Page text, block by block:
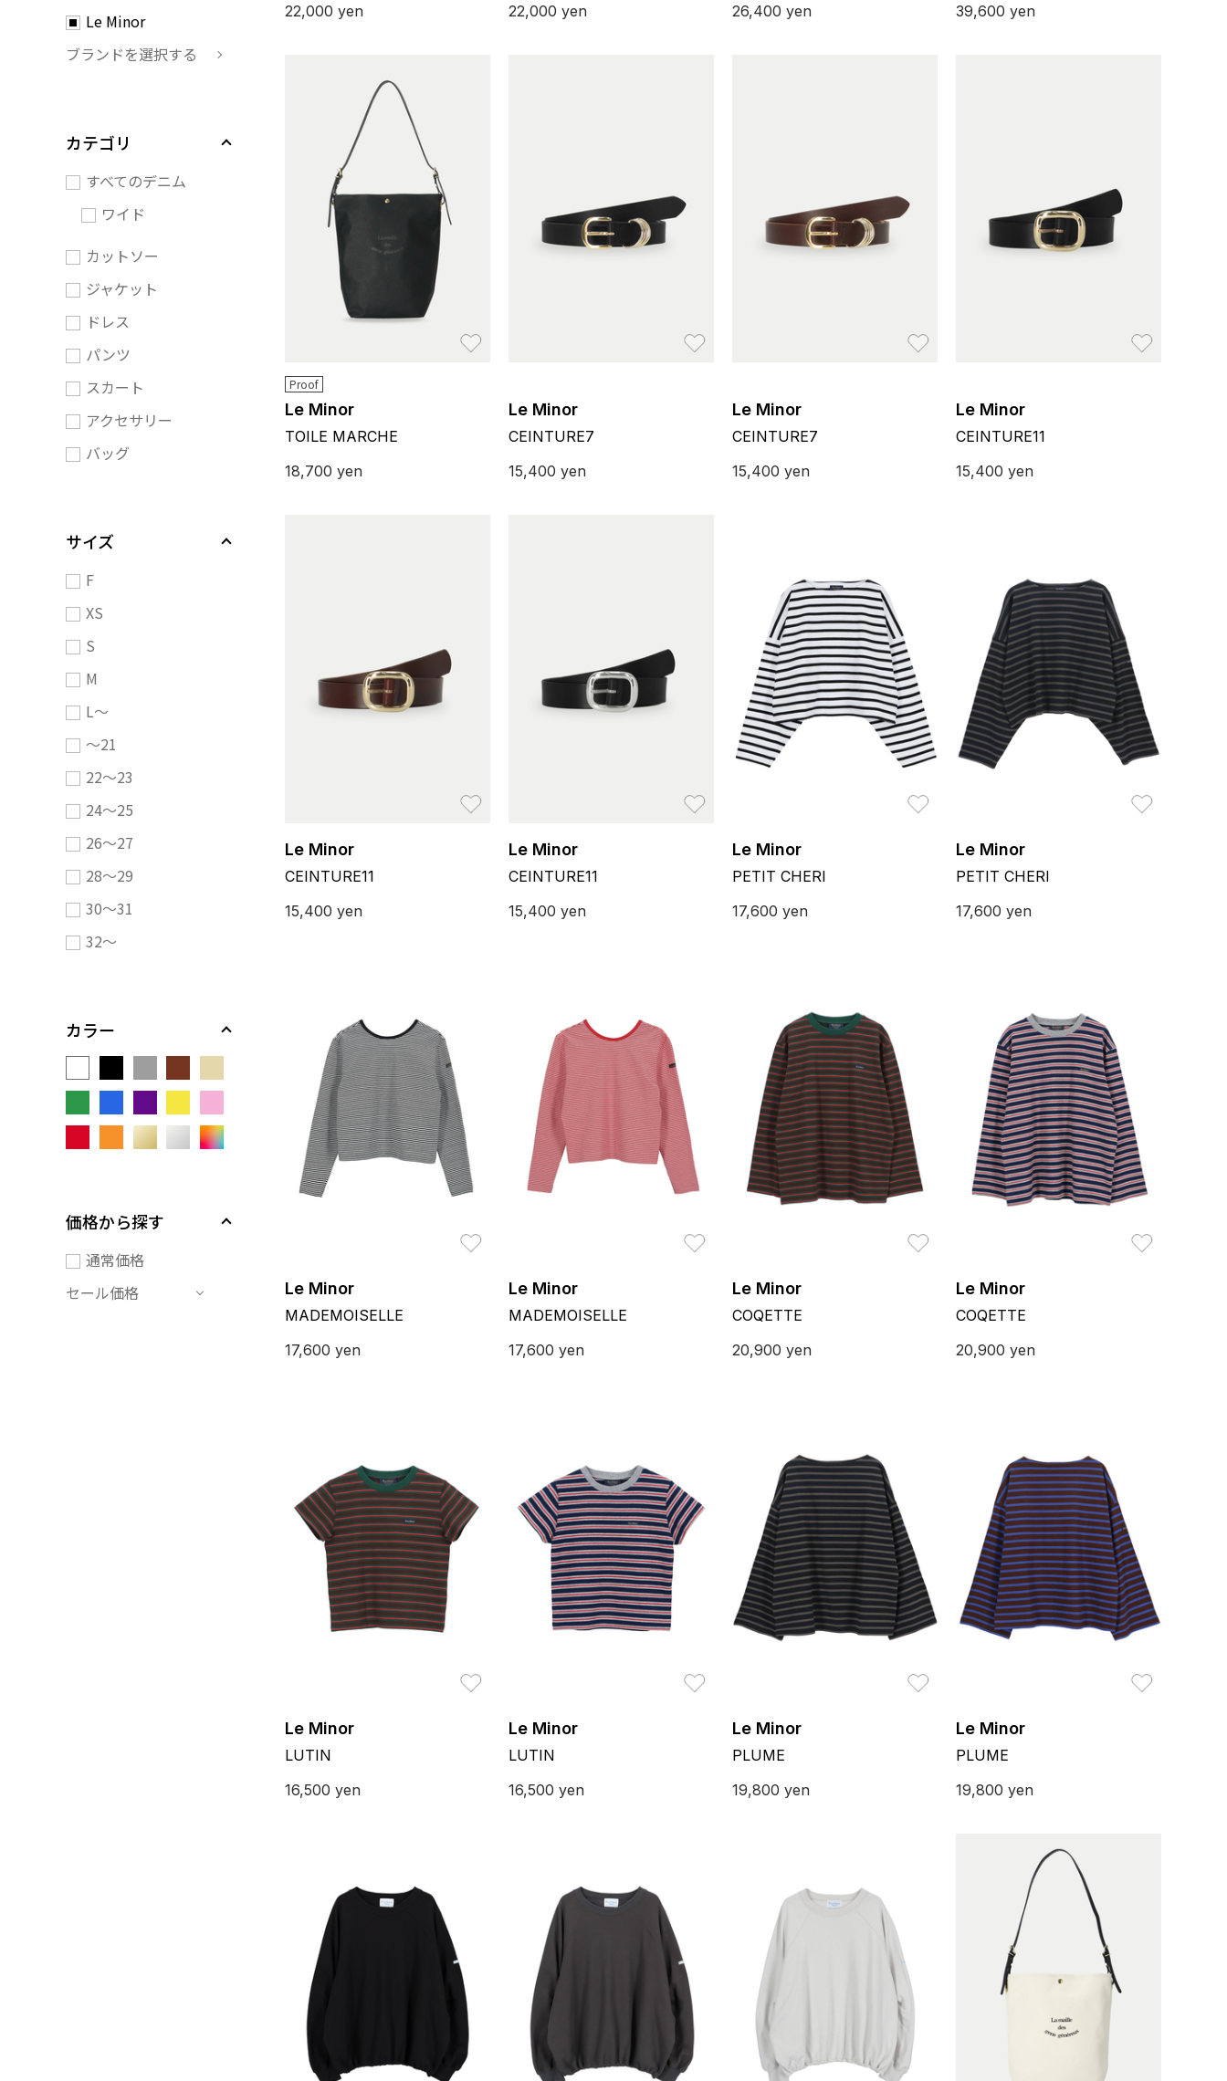
Le Minor
ブランドを選択する
カテゴリ
すべてのデニム
ワイド
カットソー
ジャケット
ドレス
パンツ
スカート
アクセサリー
バッグ
サイズ
F
XS
S
M
L～
～21
22～23
24～25
26～27
28～29
30～31
32～
カラー
価格から探す
通常価格
セール価格
22,000 yen
22,000 yen
26,400 yen
39,600 yen
Proof
Le Minor
TOILE MARCHE
18,700 yen
Le Minor
CEINTURE7
15,400 yen
Le Minor
CEINTURE7
15,400 yen
Le Minor
CEINTURE11
15,400 yen
Le Minor
CEINTURE11
15,400 yen
Le Minor
CEINTURE11
15,400 yen
Le Minor
PETIT CHERI
17,600 yen
Le Minor
PETIT CHERI
17,600 yen
Le Minor
MADEMOISELLE
17,600 yen
Le Minor
MADEMOISELLE
17,600 yen
Le Minor
COQETTE
20,900 yen
Le Minor
COQETTE
20,900 yen
Le Minor
LUTIN
16,500 yen
Le Minor
LUTIN
16,500 yen
Le Minor
PLUME
19,800 yen
Le Minor
PLUME
19,800 yen